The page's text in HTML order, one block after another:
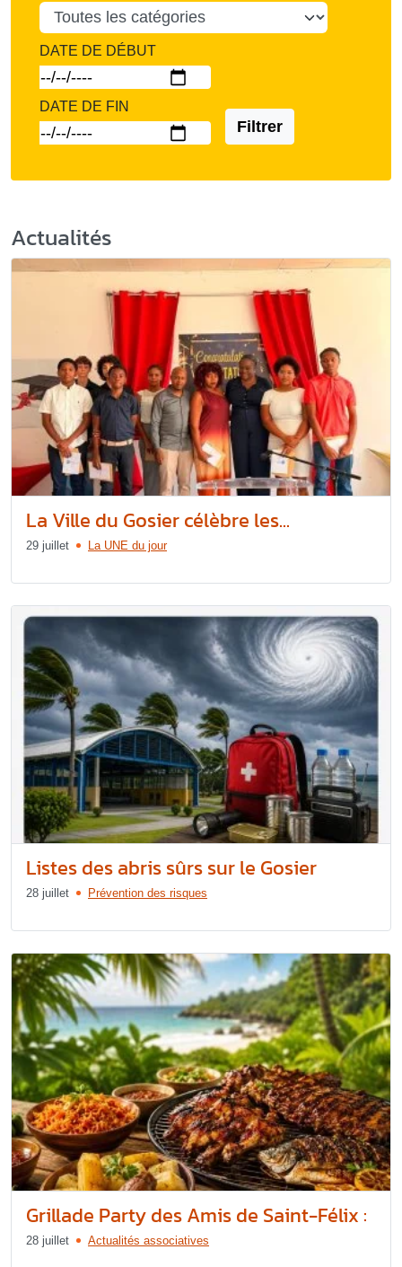
DATE DE DÉBUT
DATE DE FIN
Filtrer
Actualités
La Ville du Gosier célèbre les...
29 juillet La UNE du jour
Listes des abris sûrs sur le Gosier
28 juillet Prévention des risques
Grillade Party des Amis de Saint-Félix :
28 juillet Actualités associatives